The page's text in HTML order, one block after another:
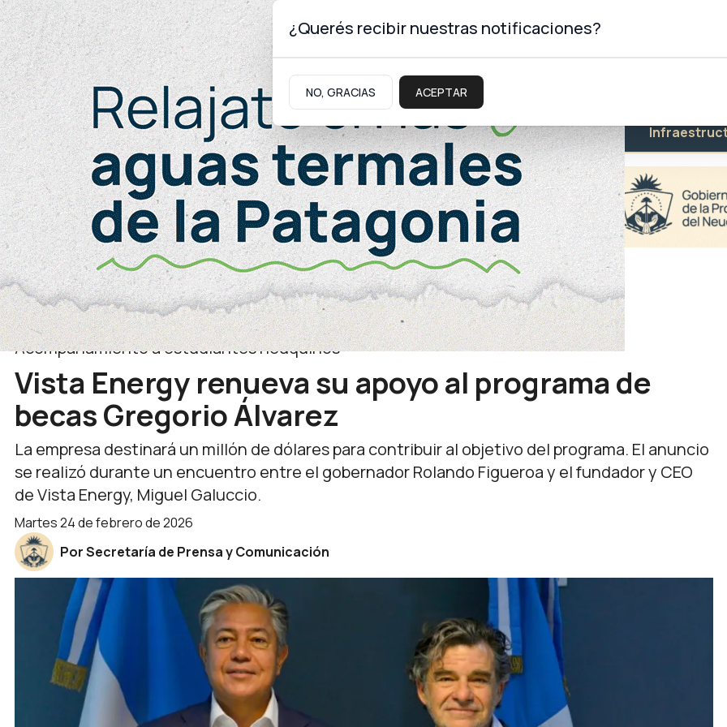
Viernes 7 deAgosto de 2026
Neuquinidad Gabinete Turismo Educación Salud
Educación
Acompañamiento a estudiantes neuquinos
Vista Energy renueva su apoyo al programa de
becas Gregorio Álvarez
La empresa destinará un millón de dólares para contribuir al objetivo del programa. El anuncio
se realizó durante un encuentro entre el gobernador Rolando Figueroa y el fundador y CEO
de Vista Energy, Miguel Galuccio.
martes 24 de febrero de 2026
Por Secretaría de Prensa y Comunicación
¿Querés recibir nuestras notificaciones?
NO, GRACIAS ACEPTAR